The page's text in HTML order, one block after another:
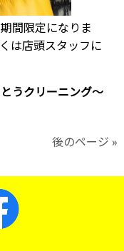
間限定になりま
は店頭スタッフに
うクリーニング〜
後のページ »